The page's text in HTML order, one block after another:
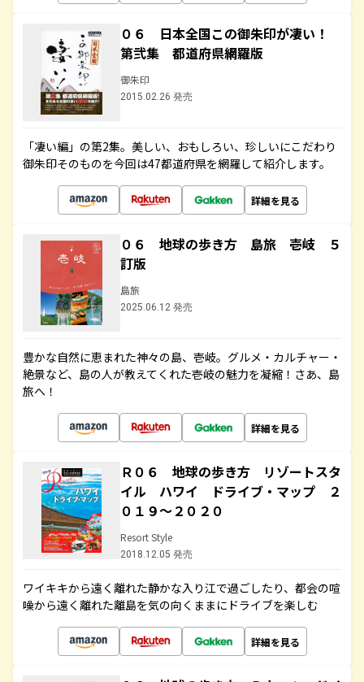
０６ 日本全国この御朱印が凄い！
第弐集 都道府県網羅版
御朱印
2015.02.26 発売
「凄い編」の第2集。美しい、おもしろい、珍しいにこだわり
御朱印そのものを今回は47都道府県を網羅して紹介します。
詳細を見る
０６ 地球の歩き方 島旅 壱岐 ５
訂版
島旅
2025.06.12 発売
豊かな自然に恵まれた神々の島、壱岐。グルメ・カルチャー・
絶景など、島の人が教えてくれた壱岐の魅力を凝縮！さあ、島
旅へ！
詳細を見る
Ｒ０６ 地球の歩き方 リゾートスタ
イル ハワイ ドライブ・マップ ２
０１９～２０２０
Resort Style
2018.12.05 発売
ワイキキから遠く離れた静かな入り江で過ごしたり、都会の喧
噪から遠く離れた離島を気の向くままにドライブを楽しむ
詳細を見る